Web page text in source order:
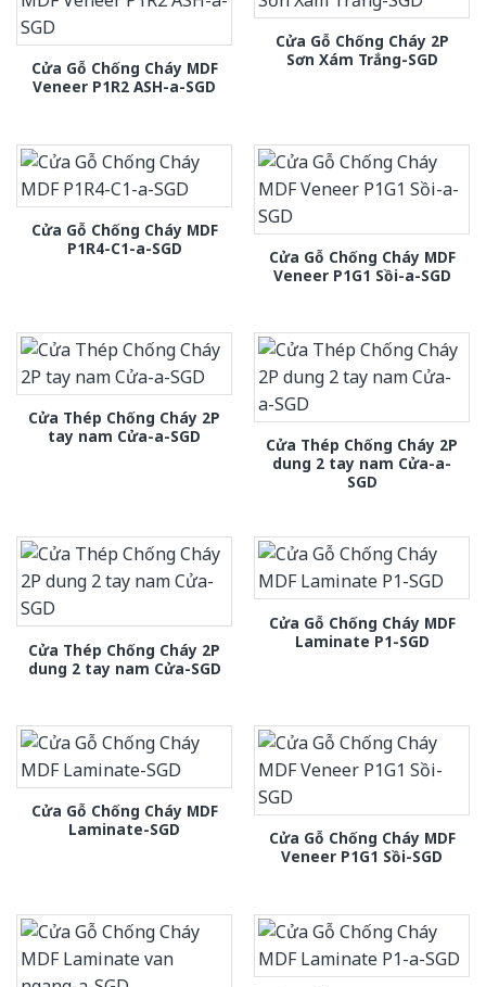
Cửa Gỗ Chống Cháy MDF
Veneer P1R2 ASH-a-SGD
Cửa Gỗ Chống Cháy 2P
Sơn Xám Trắng-SGD
Cửa Gỗ Chống Cháy MDF
P1R4-C1-a-SGD
Cửa Gỗ Chống Cháy MDF
Veneer P1G1 Sồi-a-SGD
Cửa Thép Chống Cháy 2P
tay nam Cửa-a-SGD
Cửa Thép Chống Cháy 2P
dung 2 tay nam Cửa-a-
SGD
Cửa Thép Chống Cháy 2P
dung 2 tay nam Cửa-SGD
Cửa Gỗ Chống Cháy MDF
Laminate P1-SGD
Cửa Gỗ Chống Cháy MDF
Laminate-SGD
Cửa Gỗ Chống Cháy MDF
Veneer P1G1 Sồi-SGD